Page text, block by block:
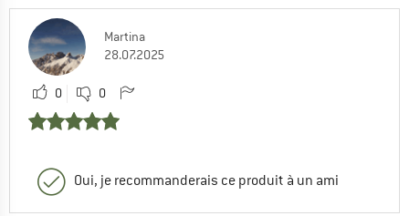
Martina
28.07.2025
0 0
Oui, je recommanderais ce produit à un ami